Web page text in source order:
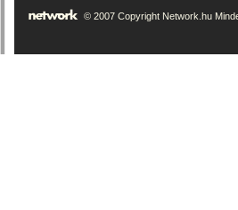
© 2007 Copyright Network.hu